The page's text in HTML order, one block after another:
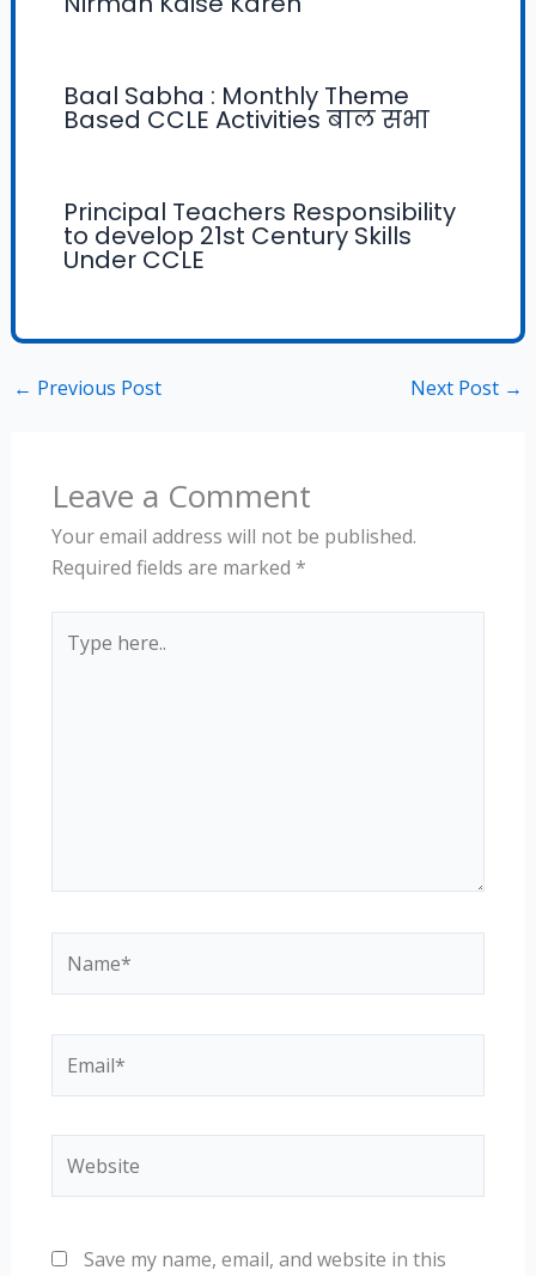
Baal Sabha : Monthly Theme
Based CCLE Activities बाल सभा
Principal Teachers Responsibility
to develop 21st Century Skills
Under CCLE
← Previous Post Next Post →
Leave a Comment
Your email address will not be published.
Required fields are marked *
here..
Save my name, email, and website in this